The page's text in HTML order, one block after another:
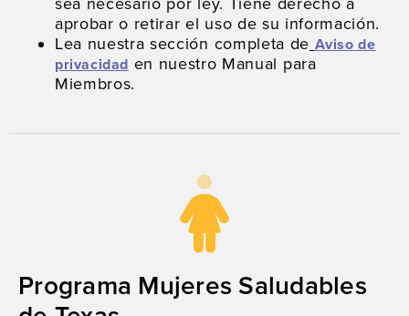
aprobar o retirar el uso de su información.
Lea nuestra sección completa de Aviso de
privacidad en nuestro Manual para
Miembros.
Programa Mujeres Saludables